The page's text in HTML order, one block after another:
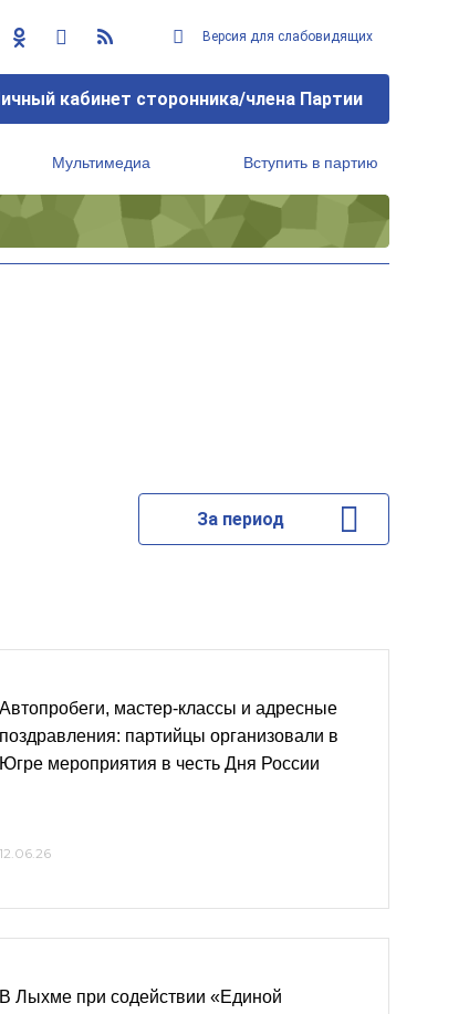
Версия для слабовидящих
кабинет сторонника/члена Партии
Мультимедиа Вступить в партию
За период
Автопробеги, мастер-классы и адресные
поздравления: партийцы организовали в
Югре мероприятия в честь Дня России
12.06.26
В Лыхме при содействии «Единой